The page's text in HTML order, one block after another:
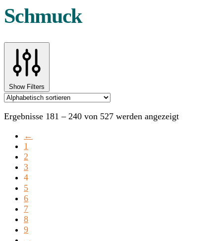
Schmuck
Show Filters
Ergebnisse 181 – 240 von 527 werden angezeigt
←
1
2
3
4
5
6
7
8
9